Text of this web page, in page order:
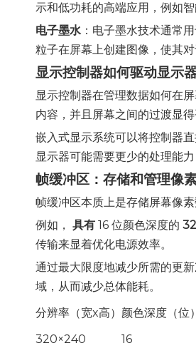
示和低功耗的高端应用，例如智
电子墨水 ：电子墨水技术通常
粒子在屏幕上创建图像，使其
显示控制器如何驱动显示
显示控制器在管理数据如何在
内容，并且屏幕之间的过渡显得
嵌入式显示系统可以将控制器
显示器可能需要更少的处理能
帧缓冲区：存储和管理像
帧缓冲区本质上是存储屏幕像
例如， 具有 16 位颜色深度的
传输来显着优化电源效率。
通过最大限度地减少所需的更
域，从而减少总体能耗。
分辨率（宽x高） 颜色深度（位）
320×240
16